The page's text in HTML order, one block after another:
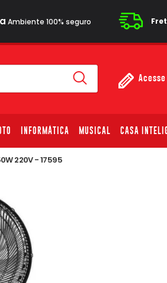
Ambiente 100% seguro
INFORMÁTICA MUSICAL CASA
220V - 17595